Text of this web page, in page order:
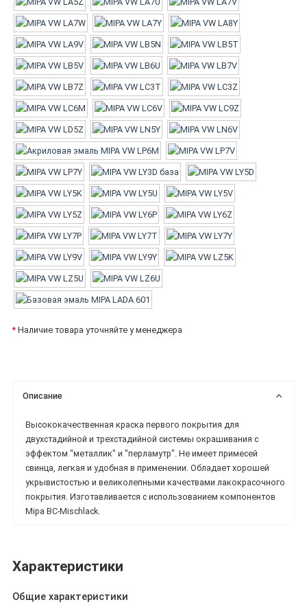
* Наличие товара уточняйте у менеджера
Описание
Высококачественная краска первого покрытия для
двухстадийной и трехстадийной системы окрашивания с
эффектом "металлик" и "перламутр". Не имеет примесей
свинца, легкая и удобная в применении. Обладает хорошей
укрывистостью и великолепными качествами лакокрасочного
покрытия. Изготавливается с использованием компонентов
Mipa BC-Mischlack.
Характеристики
Общие характеристики